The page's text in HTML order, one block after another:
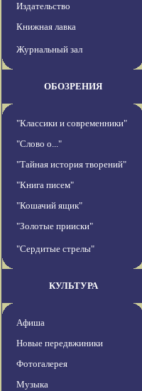
Издательство
Книжная лавка
Журнальный зал
ОБОЗРЕНИЯ
"Классики и современники"
"Слово о..."
"Тайная история творений"
"Книга писем"
"Кошачий ящик"
"Золотые прииски"
"Сердитые стрелы"
КУЛЬТУРА
Афиша
Новые передвжиники
Фотогалерея
Музыка